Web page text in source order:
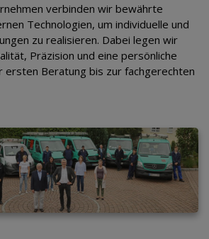
verbinden wir bewährte
Technologien, um individuelle und
zu realisieren. Dabei legen wir
Präzision und eine persönliche
ersten Beratung bis zur fachgerechten